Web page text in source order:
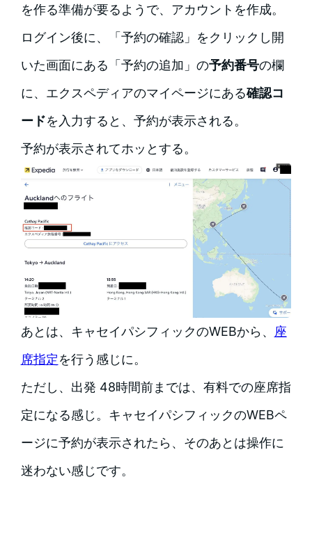
を作る準備が要るようで、アカウントを作成。
ログイン後に、「予約の確認」をクリックし開
いた画面にある「予約の追加」の予約番号の欄
に、エクスペディアのマイページにある確認コ
ードを入力すると、予約が表示される。
予約が表示されてホッとする。
あとは、キャセイパシフィックのWEBから、
座
席指定を行う感じに。
ただし、出発 48時間前までは、有料での座席指
定になる感じ。キャセイパシフィックのWEBペ
ージに予約が表示されたら、そのあとは操作に
迷わない感じです。